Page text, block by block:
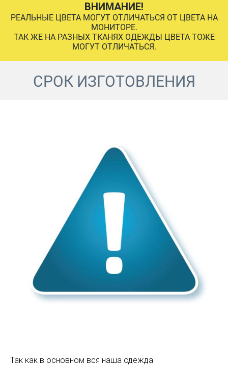
ВНИМАНИЕ!
РЕАЛЬНЫЕ ЦВЕТА МОГУТ ОТЛИЧАТЬСЯ ОТ ЦВЕТА НА
МОНИТОРЕ.
ТАК ЖЕ НА РАЗНЫХ ТКАНЯХ ОДЕЖДЫ ЦВЕТА ТОЖЕ
МОГУТ ОТЛИЧАТЬСЯ.
СРОК ИЗГОТОВЛЕНИЯ
Так как в основном вся наша одежда